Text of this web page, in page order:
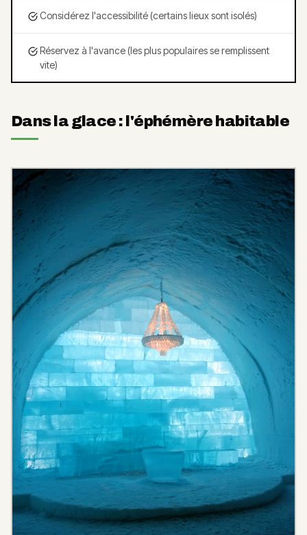
Considérez l'accessibilité (certains lieux sont isolés)
Réservez à l'avance (les plus populaires se remplissent
vite)
Dans la glace : l'éphémère habitable